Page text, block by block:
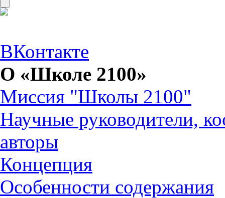
ВКонтакте
О «Школе 2100»
Миссия "Школы 2100"
Научные руководители,
авторы
Концепция
Особенности содержания